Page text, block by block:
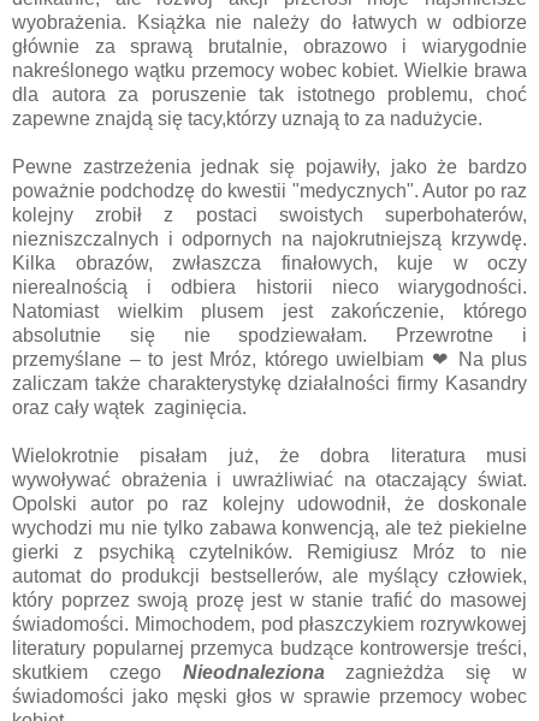
wyobrażenia. Książka nie należy do łatwych w odbiorze
głównie za sprawą brutalnie, obrazowo i wiarygodnie
nakreślonego wątku przemocy wobec kobiet. Wielkie brawa
dla autora za poruszenie tak istotnego problemu, choć
zapewne znajdą się tacy,którzy uznają to za nadużycie.
Pewne zastrzeżenia jednak się pojawiły, jako że bardzo
poważnie podchodzę do kwestii "medycznych". Autor po raz
kolejny zrobił z postaci swoistych superbohaterów,
niezniszczalnych i odpornych na najokrutniejszą krzywdę.
Kilka obrazów, zwłaszcza finałowych, kuje w oczy
nierealnością i odbiera historii nieco wiarygodności.
Natomiast wielkim plusem jest zakończenie, którego
absolutnie się nie spodziewałam. Przewrotne i
przemyślane – to jest Mróz, którego uwielbiam ❤ Na plus
zaliczam także charakterystykę działalności firmy Kasandry
oraz cały wątek zaginięcia.
Wielokrotnie pisałam już, że dobra literatura musi
wywoływać obrażenia i uwrażliwiać na otaczający świat.
Opolski autor po raz kolejny udowodnił, że doskonale
wychodzi mu nie tylko zabawa konwencją, ale też piekielne
gierki z psychiką czytelników. Remigiusz Mróz to nie
automat do produkcji bestsellerów, ale myślący człowiek,
który poprzez swoją prozę jest w stanie trafić do masowej
świadomości. Mimochodem, pod płaszczykiem rozrywkowej
literatury popularnej przemyca budzące kontrowersje treści,
skutkiem czego Nieodnaleziona zagnieżdża się w
świadomości jako męski głos w sprawie przemocy wobec